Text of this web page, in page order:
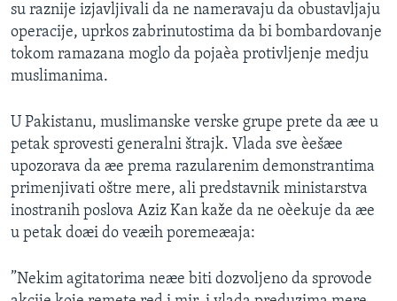
su raznije izjavljivali da ne nameravaju da obustavljaju
operacije, uprkos zabrinutostima da bi bombardovanje
tokom ramazana moglo da pojaèa protivljenje medju
muslimanima.
U Pakistanu, muslimanske verske grupe prete da æe u
petak sprovesti generalni štrajk. Vlada sve èešæe
upozorava da æe prema razularenim demonstrantima
primenjivati oštre mere, ali predstavnik ministarstva
inostranih poslova Aziz Kan kaže da ne oèekuje da æe
u petak doæi do veæih poremeæaja:
”Nekim agitatorima neæe biti dozvoljeno da sprovode